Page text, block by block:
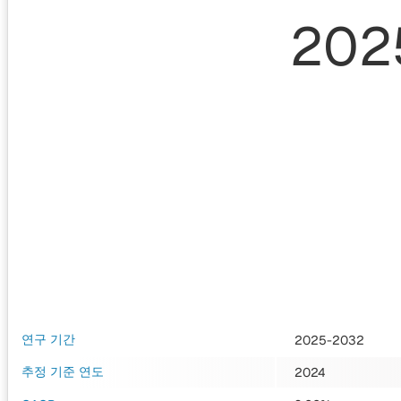
연구 기간
2025-2032
추정 기준 연도
2024